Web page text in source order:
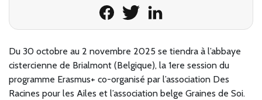
Du 30 octobre au 2 novembre 2025 se tiendra à l’abbaye
cistercienne de Brialmont (Belgique), la 1ere session du
programme Erasmus+ co-organisé par l’association Des
Racines pour les Ailes et l’association belge Graines de Soi.